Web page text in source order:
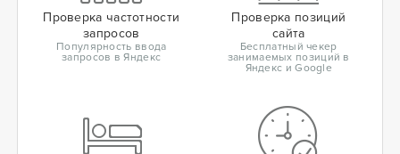
Проверка частотности
запросов
Популярность ввода
запросов в Яндекс
Проверка позиций
сайта
Бесплатный чекер
занимаемых позиций в
Яндекс и Google